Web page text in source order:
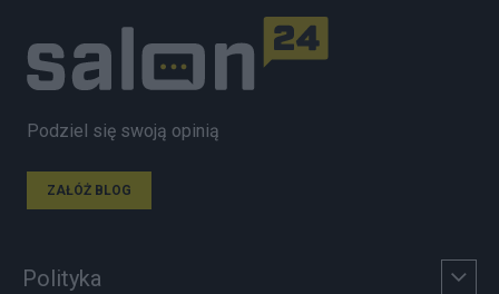
Podziel się swoją opinią
ZAŁÓŻ BLOG
Polityka